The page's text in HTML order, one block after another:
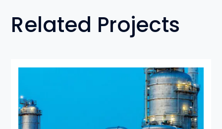
Related Projects